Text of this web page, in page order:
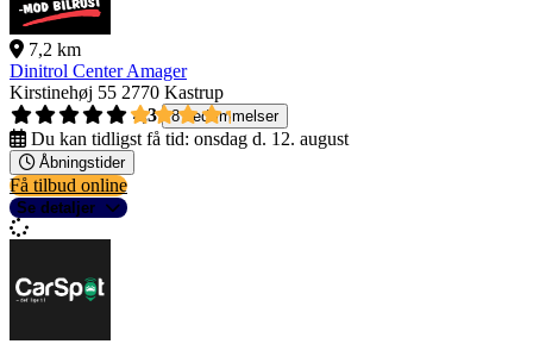
7,2 km
Dinitrol Center Amager
Kirstinehøj 55 2770 Kastrup
4,3
8 bedømmelser
Du kan tidligst få tid: onsdag d. 12. august
Åbningstider
Få tilbud online
Se detaljer